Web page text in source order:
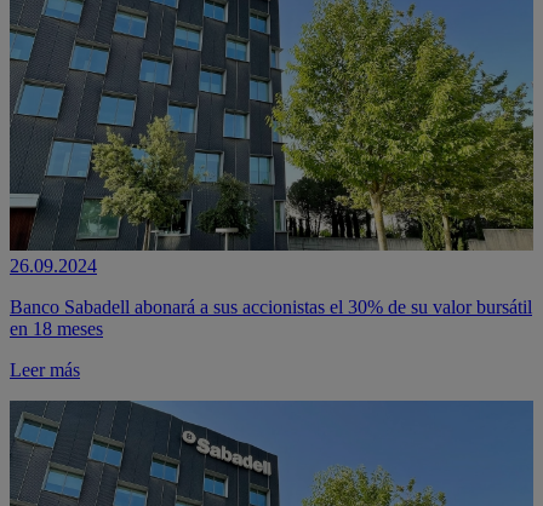
26.09.2024
Banco Sabadell abonará a sus accionistas el 30% de su valor bursátil
en 18 meses
Leer más